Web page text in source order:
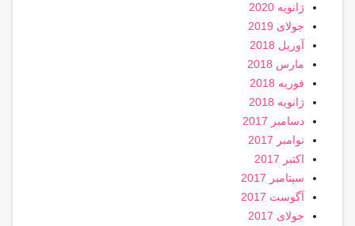
ژانویه 2020
جولای 2019
آوریل 2018
مارس 2018
فوریه 2018
ژانویه 2018
دسامبر 2017
نوامبر 2017
اکتبر 2017
سپتامبر 2017
آگوست 2017
جولای 2017